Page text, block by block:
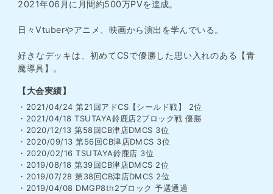
2021年06月に月間約500万PVを達成。
日々Vtuberやアニメ、映画から演出を学んでいる。
好きなデッキは、初めてCSで優勝した思い入れのある【青
魔導具】。
【大会実績】
・2021/04/24 第21回アドCS【シールド戦】 2位
・2021/04/18 TSUTAYA鈴鹿店2ブロック戦 優勝
・2020/12/13 第58回CB津店DMCS 3位
・2020/09/13 第56回CB津店DMCS 3位
・2020/02/16 TSUTAYA鈴鹿店 3位
・2019/08/18 第39回CB津店DMCS 2位
・2019/07/28 第38回CB津店DMCS 2位
・2019/04/08 DMGP8th2ブロック 予選通過